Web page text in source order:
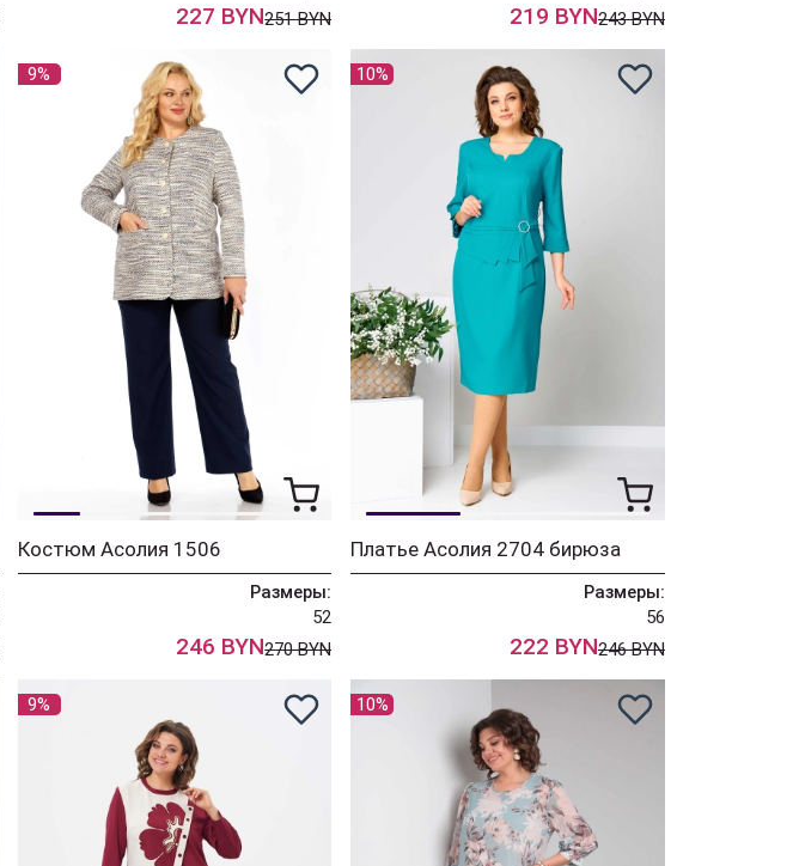
227 BYN251 BYN 219 BYN243 BYN
9%
Костюм Асолия 1506
Размеры:
52
246 BYN270 BYN
10%
Платье Асолия 2704 бирюза
Размеры:
56
222 BYN246 BYN
9% 10%